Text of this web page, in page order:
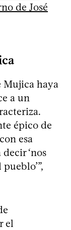
de José
Mujica haya
a un
épico de
esa
‘nos
el